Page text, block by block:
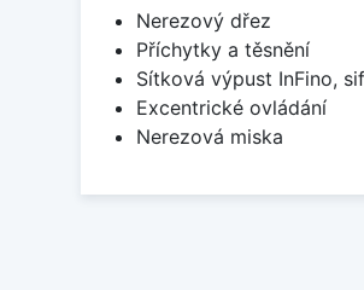
Nerezový dřez
Příchytky a těsnění
Sítková výpust InFino,
Excentrické ovládání
Nerezová miska